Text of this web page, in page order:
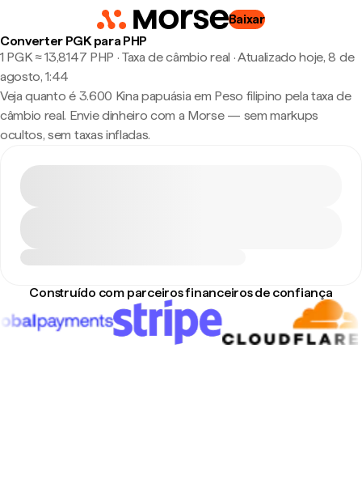
Baixar
Converter PGK para PHP
1 PGK ≈ 13,8147 PHP · Taxa de câmbio real ·Atualizado hoje, 8 de
agosto, 1:44
Veja quanto é 3.600 Kina papuásia em Peso filipino pela taxa de
câmbio real. Envie dinheiro com a Morse — sem markups
ocultos, sem taxas infladas.
Construído com parceiros financeiros de confiança